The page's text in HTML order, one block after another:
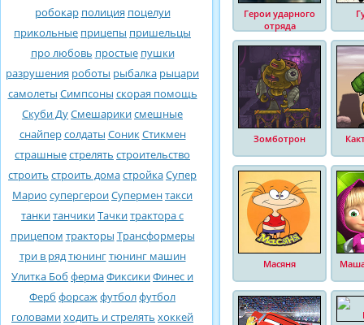
робокар полиция поцелуи
прикольные прицепы пришельцы
про любовь простые пушки
разрушения роботы рыбалка рыцари
самолеты Симпсоны скорая помощь
Скуби ДуСмешарикисмешные
снайперсолдаты СоникСтикмен
страшныестрелять строительство
строить строить домастройкаСупер
Марио супергероиСуперментакси
танкитанчикиТачкитрактора с
прицепом тракторы Трансформеры
три в рядтюнингтюнинг машин
Улитка Боб фермаФиксикиФинес и
Ферб форсажфутболфутбол
головамиходить и стрелять хоккей
Герои ударного
отряда
Зомботрон
Масяня